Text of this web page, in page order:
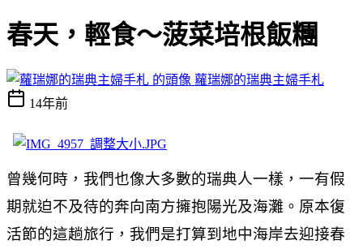
春天，輕食～菠菜培根飯糰
蘿瑞娜的瑞典主婦手札
14年前
曾幾何時，我們也像大多數的瑞典人一樣，一有假
期就迫不及待的奔向南方擁抱陽光及海灘。原本復
活節的這趟旅行，我們是打算到地中海岸去迎接春